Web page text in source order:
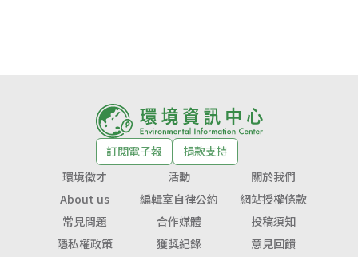
訂閱電子報
捐款支持
環境徵才
活動
關於我們
About us
編輯室自律公約
網站授權條款
常見問題
合作媒體
投稿須知
隱私權政策
獲獎紀錄 意見回饋